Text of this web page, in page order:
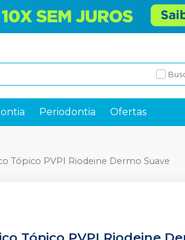
Periodontia Ofertas
Tópico PVPI Riodeine Dermo Suave